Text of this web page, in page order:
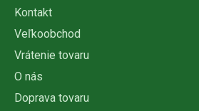
Kontakt
Veľkoobchod
Vrátenie tovaru
O nás
Doprava tovaru